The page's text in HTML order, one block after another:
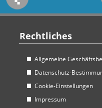
Rechtliches
Allgemeine
Datenschutz-
Cookie-Einstellungen
Impressum